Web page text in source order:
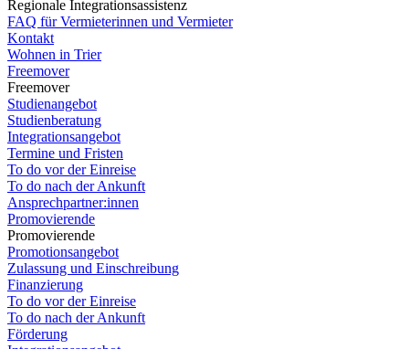
Regionale Integrationsassistenz
FAQ für Vermieterinnen und Vermieter
Kontakt
Wohnen in Trier
Freemover
Freemover
Studienangebot
Studienberatung
Integrationsangebot
Termine und Fristen
To do vor der Einreise
To do nach der Ankunft
Ansprechpartner:innen
Promovierende
Promovierende
Promotionsangebot
Zulassung und Einschreibung
Finanzierung
To do vor der Einreise
To do nach der Ankunft
Förderung